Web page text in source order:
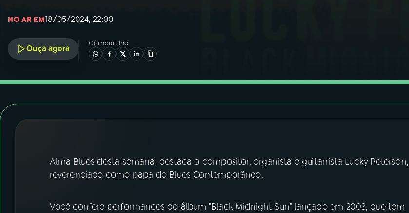
05PODCASTS
FESTIVAL DE MÚSICA
YouTube Facebook
NO AR EM18/05/2024, 22:00
Ouça agora
Compartilhe
Alma Blues desta semana, destaca o compositor, organista e guitarrista Lucky Peterson,
reverenciado como papa do Blues Contemporâneo.
Você confere performances do álbum "Black Midnight Sun" lançado em 2003, que tem